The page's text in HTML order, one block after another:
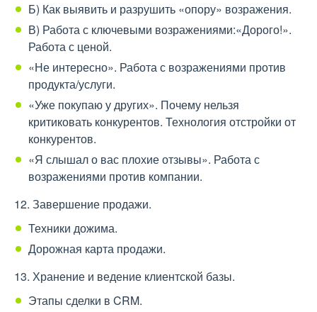
Б) Как выявить и разрушить «опору» возражения.
В) Работа с ключевыми возражениями:«Дорого!».
Работа с ценой.
«Не интересно». Работа с возражениями против
продукта/услуги.
«Уже покупаю у других». Почему нельзя
критиковать конкурентов. Технология отстройки от
конкурентов.
«Я слышал о вас плохие отзывы». Работа с
возражениями против компании.
12. Завершение продажи.
Техники дожима.
Дорожная карта продажи.
13. Хранение и ведение клиентской базы.
Этапы сделки в CRM.